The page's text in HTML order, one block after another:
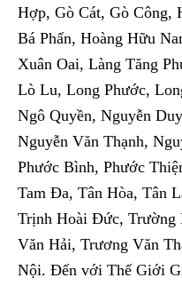
Hợp, Gò Cát, Gò Công,
Bá Phấn, Hoàng Hữu
Xuân Oai, Làng Tăng
Lò Lu, Long Phước,
Ngô Quyền, Nguyễn
Nguyễn Văn Thạnh,
Phước Bình, Phước
Tam Đa, Tân Hòa, Tân
Trịnh Hoài Đức, Trường
Văn Hải, Trương Văn
Nội. Đến với Thế Giới